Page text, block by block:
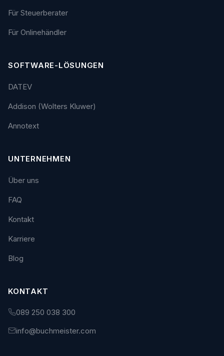
Für Steuerberater
Für Onlinehändler
SOFTWARE-LÖSUNGEN
DATEV
Addison (Wolters Kluwer)
Annotext
UNTERNEHMEN
Über uns
FAQ
Kontakt
Karriere
Blog
KONTAKT
089 250 038 300
info@buchmeister.com